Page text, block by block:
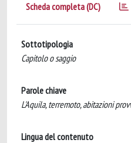
Scheda completa (DC)
Sottotipologia
Capitolo o saggio
Parole chiave
L'Aquila, terremoto, abitazioni
Lingua del contenuto